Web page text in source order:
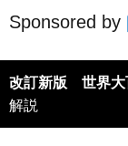
Sponsored by
改訂新版 世界大
解説